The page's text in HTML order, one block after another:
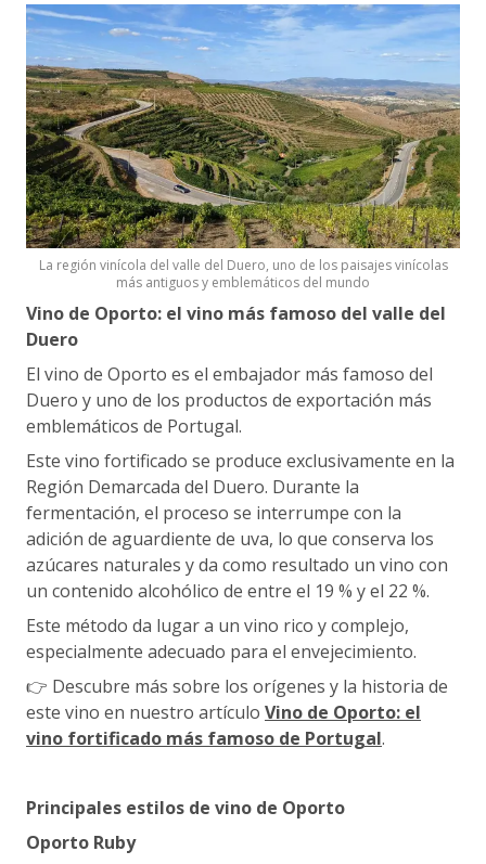
La región vinícola del valle del Duero, uno de los paisajes vinícolas
más antiguos y emblemáticos del mundo
Vino de Oporto: el vino más famoso del valle del
Duero
El vino de Oporto es el embajador más famoso del
Duero y uno de los productos de exportación más
emblemáticos de Portugal.
Este vino fortificado se produce exclusivamente en la
Región Demarcada del Duero. Durante la
fermentación, el proceso se interrumpe con la
adición de aguardiente de uva, lo que conserva los
azúcares naturales y da como resultado un vino con
un contenido alcohólico de entre el 19 % y el 22 %.
Este método da lugar a un vino rico y complejo,
especialmente adecuado para el envejecimiento.
👉 Descubre más sobre los orígenes y la historia de
este vino en nuestro artículo Vino de Oporto: el
vino fortificado más famoso de Portugal.
Principales estilos de vino de Oporto
Oporto Ruby